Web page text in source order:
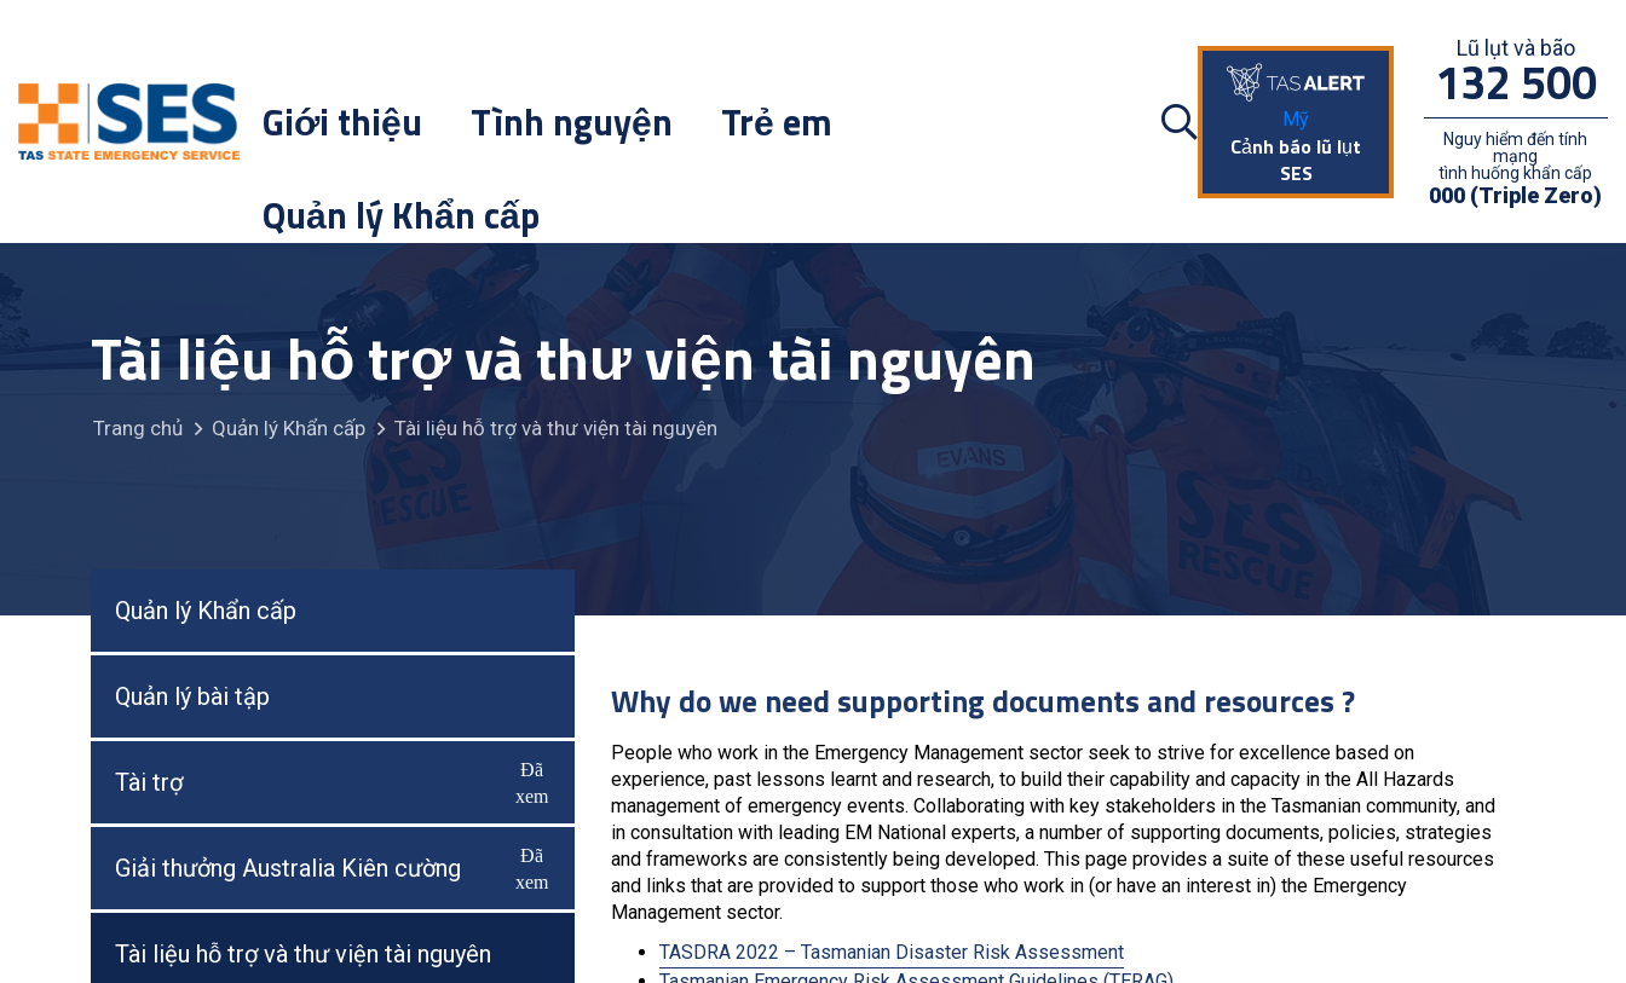
Giới thiệu Tình nguyện
Trẻ em
Quản lý Khẩn cấp
Mỹ
Cảnh báo lũ lụt
SES
Lũ lụt và bão
132 500
Nguy hiểm đến tính
mạng
tình huống khẩn cấp
000 (Triple Zero)
Tài liệu hỗ trợ và thư viện tài nguyên
Trang chủ Quản lý Khẩn cấp Tài liệu hỗ trợ và thư viện tài nguyên
Why do we need supporting documents and resources ?
People who work in the Emergency Management sector seek to strive for excellence based on
experience, past lessons learnt and research, to build their capability and capacity in the All Hazards
management of emergency events. Collaborating with key stakeholders in the Tasmanian community, and
in consultation with leading EM National experts, a number of supporting documents, policies, strategies
and frameworks are consistently being developed. This page provides a suite of these useful resources
and links that are provided to support those who work in (or have an interest in) the Emergency
Management sector.
TASDRA 2022 – Tasmanian Disaster Risk Assessment
Quản lý Khẩn cấp
Quản lý bài tập
Tài trợ Bật/Tắt Menu
Đã
xem
Giải thưởng Australia Kiên cường Bật/Tắt Menu
Đã
xem
Tài liệu hỗ trợ và thư viện tài nguyên